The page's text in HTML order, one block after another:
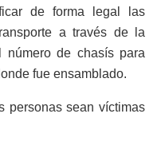
de forma legal las
a través de la
número de chasís para
fue ensamblado.
personas sean víctimas